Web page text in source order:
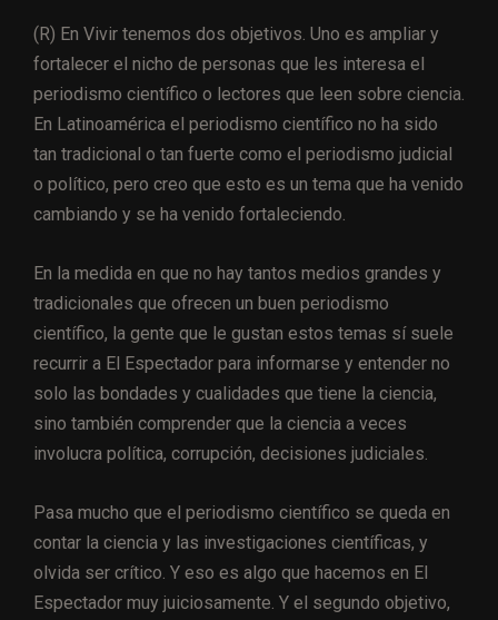
(R) En Vivir tenemos dos objetivos. Uno es ampliar y
fortalecer el nicho de personas que les interesa el
periodismo científico o lectores que leen sobre ciencia.
En Latinoamérica el periodismo científico no ha sido
tan tradicional o tan fuerte como el periodismo judicial
o político, pero creo que esto es un tema que ha venido
cambiando y se ha venido fortaleciendo.
En la medida en que no hay tantos medios grandes y
tradicionales que ofrecen un buen periodismo
científico, la gente que le gustan estos temas sí suele
recurrir a El Espectador para informarse y entender no
solo las bondades y cualidades que tiene la ciencia,
sino también comprender que la ciencia a veces
involucra política, corrupción, decisiones judiciales.
Pasa mucho que el periodismo científico se queda en
contar la ciencia y las investigaciones científicas, y
olvida ser crítico. Y eso es algo que hacemos en El
Espectador muy juiciosamente. Y el segundo objetivo,